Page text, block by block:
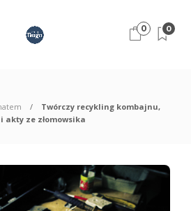
0 0
Twórczy recykling kombajnu,
akty ze złomowsika